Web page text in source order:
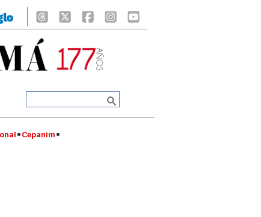
Cepanim